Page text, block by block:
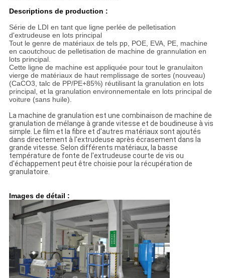
Descriptions de production :
Série de LDI en tant que ligne perlée de pelletisation
d'extrudeuse en lots principal
Tout le genre de matériaux de tels pp, POE, EVA, PE, machine
en caoutchouc de pelletisation de machine de grannulation en
lots principal.
Cette ligne de machine est appliquée pour tout le granulaiton
vierge de matériaux de haut remplissage de sortes (nouveau)
(CaCO3, talc de PP/PE+85%) réutilisant la granulation en lots
principal, et la granulation environnementale en lots principal de
voiture (sans huile).
La machine de granulation est une combinaison de machine de
granulation de mélange à grande vitesse et de boudineuse à vis
simple. Le film et la fibre et d'autres matériaux sont ajoutés
dans directement à l'extrudeuse après écrasement dans la
grande vitesse. Selon différents matériaux, la basse
température de fonte de l'extrudeuse courte de vis ou
d'échappement peut être choisie pour la récupération de
granulatoire.
Images de détail :